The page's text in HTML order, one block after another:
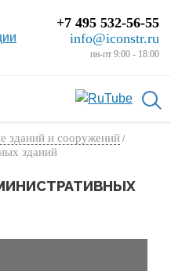
+7 495 532-56-55
info@iconstr.ru
пн-пт 9:00 - 18:00
зданий и сооружений /
зданий